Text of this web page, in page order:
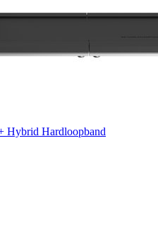
Hybrid Hardloopband